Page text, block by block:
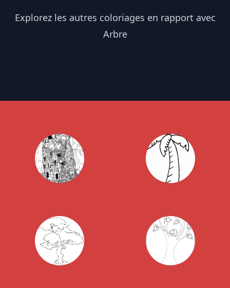
Explorez les autres coloriages en rapport avec
Arbre